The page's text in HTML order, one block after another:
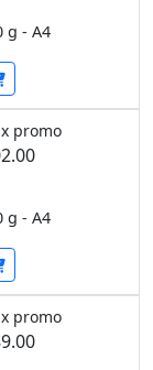
g - A4
promo
g - A4
promo